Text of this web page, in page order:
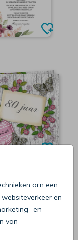
om een
en
en
van